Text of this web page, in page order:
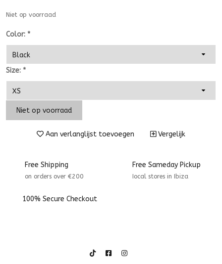
Niet op voorraad
Color: *
Size: *
Niet op voorraad
Aan verlanglijst toevoegen Vergelijk
Free Shipping
on orders over €200
Free Sameday Pickup
Iocal stores in Ibiza
100% Secure Checkout